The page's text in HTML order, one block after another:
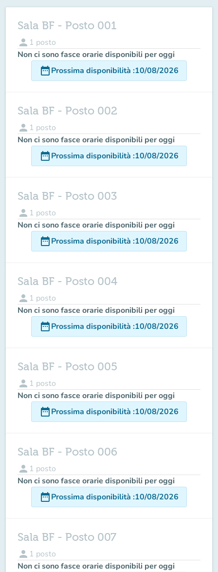
Sala BF - Posto 001
person 1 posto
Non ci sono fasce orarie disponibili per oggi
date_rangeProssima disponibilità :10/08/2026
Sala BF - Posto 002
person 1 posto
Non ci sono fasce orarie disponibili per oggi
date_rangeProssima disponibilità :10/08/2026
Sala BF - Posto 003
person 1 posto
Non ci sono fasce orarie disponibili per oggi
date_rangeProssima disponibilità :10/08/2026
Sala BF - Posto 004
person 1 posto
Non ci sono fasce orarie disponibili per oggi
date_rangeProssima disponibilità :10/08/2026
Sala BF - Posto 005
person 1 posto
Non ci sono fasce orarie disponibili per oggi
date_rangeProssima disponibilità :10/08/2026
Sala BF - Posto 006
person 1 posto
Non ci sono fasce orarie disponibili per oggi
date_rangeProssima disponibilità :10/08/2026
Sala BF - Posto 007
person 1 posto
Non ci sono fasce orarie disponibili per oggi